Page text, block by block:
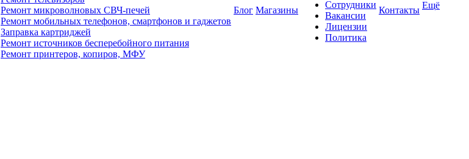
Ремонт микроволновых СВЧ-печей
Ремонт мобильных телефонов, смартфонов и гаджетов
Заправка картриджей
Ремонт источников бесперебойного питания
Ремонт принтеров, копиров, МФУ
Блог Магазины
Сотрудники
Вакансии
Лицензии
Политика
Контакты Ещё